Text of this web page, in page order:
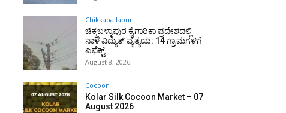
Chikkaballapur
ಚಿಕ್ಕಬಳ್ಳಾಪುರ ಕೈಗಾರಿಕಾ ಪ್ರದೇಶದಲ್ಲಿ
ನಾಳೆ ವಿದ್ಯುತ್ ವ್ಯತ್ಯಯ: 14 ಗ್ರಾಮಗಳಿಗೆ
ಎಫೆಕ್ಟ್
August 8, 2026
Cocoon
Kolar Silk Cocoon Market – 07
August 2026